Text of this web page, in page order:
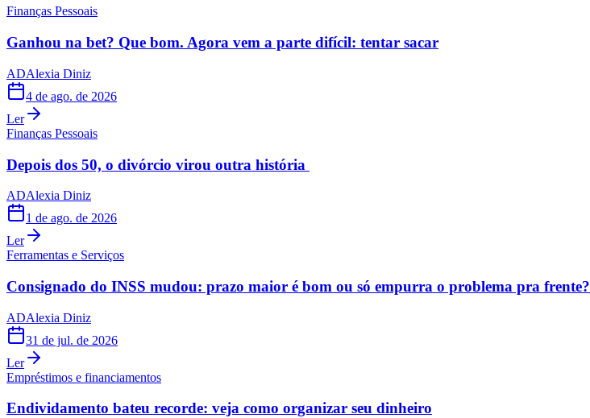
Finanças Pessoais
Ganhou na bet? Que bom. Agora vem a parte difícil: tentar sacar
ADAlexia Diniz
4 de ago. de 2026
Ler
Finanças Pessoais
Depois dos 50, o divórcio virou outra história
ADAlexia Diniz
1 de ago. de 2026
Ler
Ferramentas e Serviços
Consignado do INSS mudou: prazo maior é bom ou só empurra o problema pra frente?
ADAlexia Diniz
31 de jul. de 2026
Ler
Empréstimos e financiamentos
Endividamento bateu recorde: veja como organizar seu dinheiro